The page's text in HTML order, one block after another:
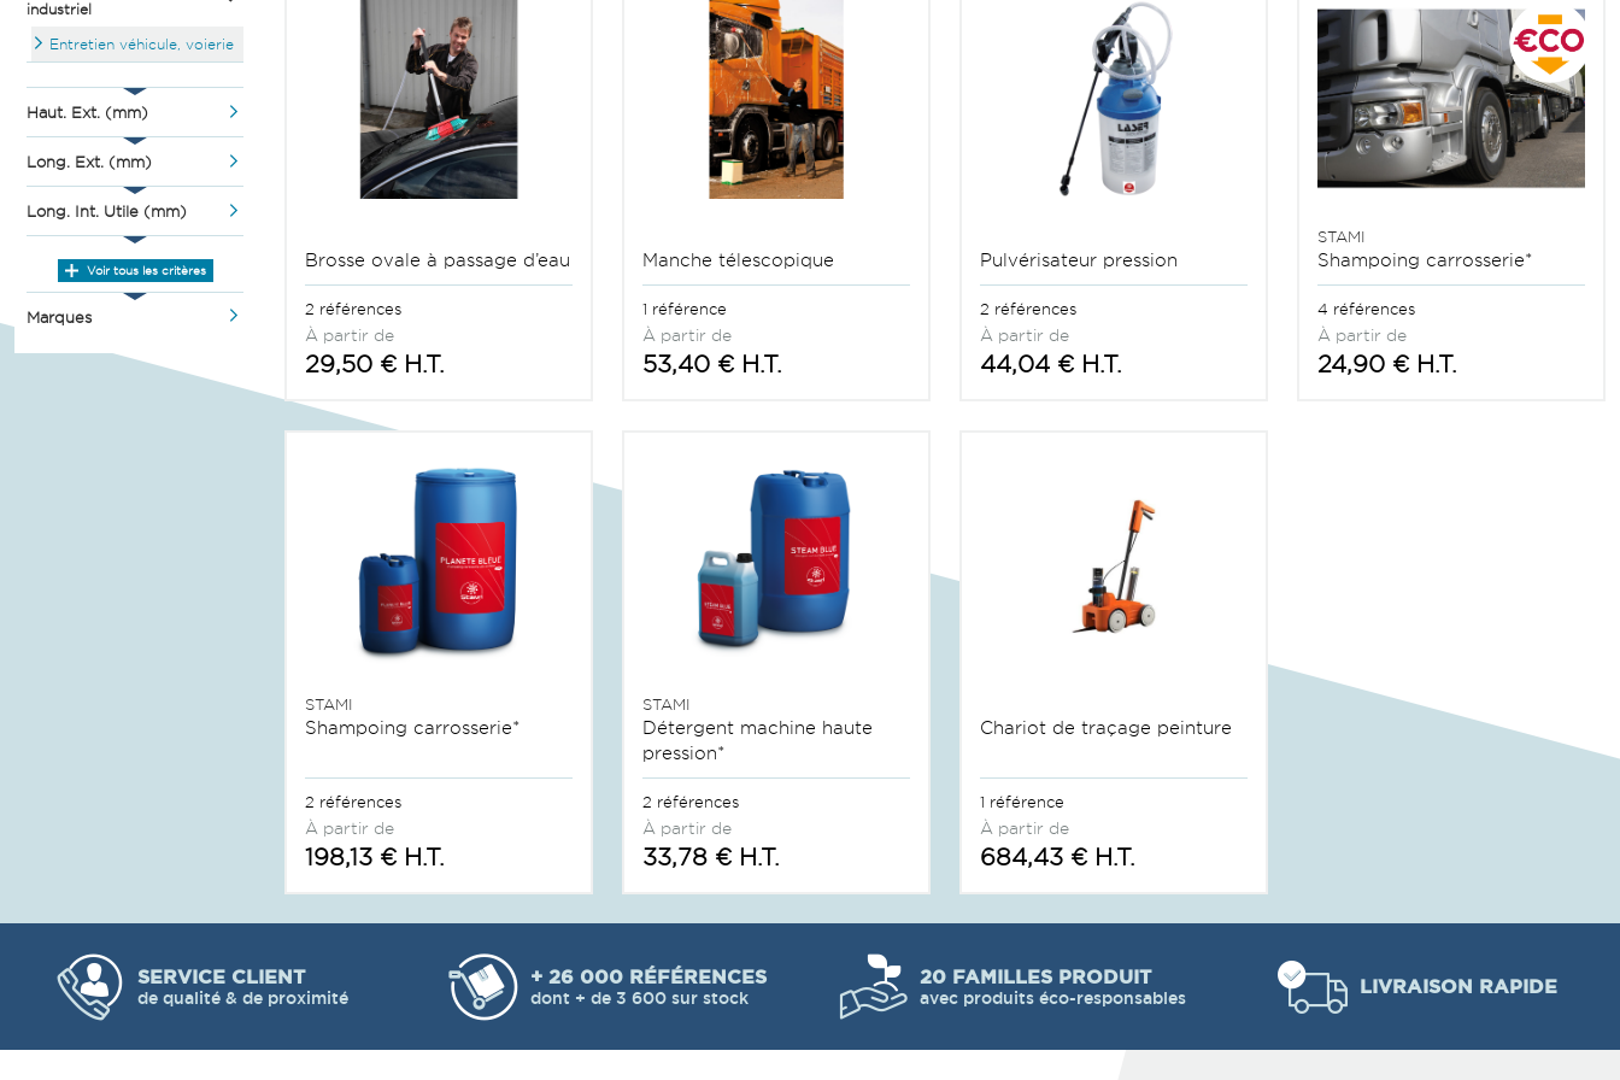
industriel
Entretien véhicule, voierie
Haut. Ext. (mm)
Long. Ext. (mm)
Long. Int. Utile (mm)
Voir tous les critères
Marques
Brosse ovale à passage d’eau
2 références
À partir de
29,50 € H.T.
Manche télescopique
1 référence
À partir de
53,40 € H.T.
Pulvérisateur pression
2 références
À partir de
44,04 € H.T.
STAMI
Shampoing carrosserie*
4 références
À partir de
24,90 € H.T.
STAMI
Shampoing carrosserie*
2 références
À partir de
198,13 € H.T.
STAMI
Détergent machine haute
pression*
2 références
À partir de
33,78 € H.T.
Chariot de traçage peinture
1 référence
À partir de
684,43 € H.T.
SERVICE CLIENT
de qualité & de proximité
+ 26 000 RÉFÉRENCES
dont + de 3 600 sur stock
20 FAMILLES PRODUIT
avec produits éco-responsables LIVRAISON RAPIDE